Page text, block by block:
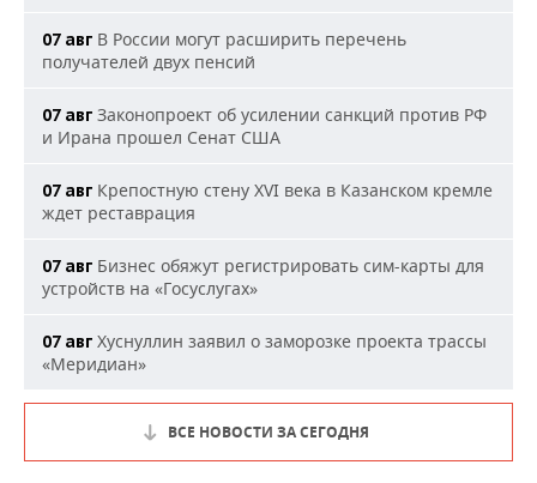
07 авг В России могут расширить перечень
получателей двух пенсий
07 авг Законопроект об усилении санкций против РФ
и Ирана прошел Сенат США
07 авг Крепостную стену XVI века в Казанском кремле
ждет реставрация
07 авг Бизнес обяжут регистрировать сим-карты для
устройств на «Госуслугах»
07 авг Хуснуллин заявил о заморозке проекта трассы
«Меридиан»
ВСЕ НОВОСТИ ЗА СЕГОДНЯ